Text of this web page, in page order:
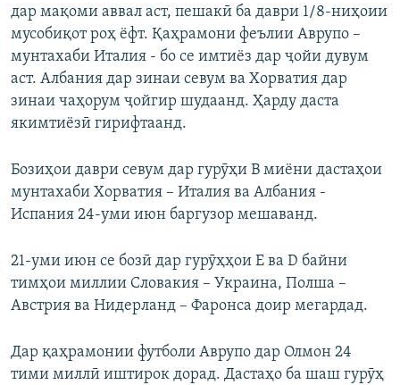
дар мақоми аввал аст, пешакӣ ба даври 1/8-ниҳоии
мусобиқот роҳ ёфт. Қаҳрамони феълии Аврупо –
мунтахаби Италия - бо се имтиёз дар ҷойи дувум
аст. Албания дар зинаи севум ва Хорватия дар
зинаи чаҳорум ҷойгир шудаанд. Ҳарду даста
якимтиёзӣ гирифтаанд.
Бозиҳои даври севум дар гурӯҳи В миёни дастаҳои
мунтахаби Хорватия – Италия ва Албания -
Испания 24-уми июн баргузор мешаванд.
21-уми июн се бозӣ дар гурӯҳҳои Е ва D байни
тимҳои миллии Словакия – Украина, Полша –
Австрия ва Нидерланд – Фаронса доир мегардад.
Дар қаҳрамонии футболи Аврупо дар Олмон 24
тими миллӣ иштирок дорад. Дастаҳо ба шаш гурӯҳ